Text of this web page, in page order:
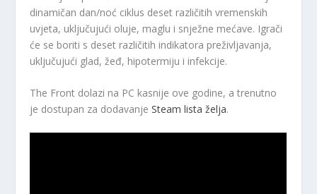
dinamičan dan/noć ciklus deset različitih vremenskih
uvjeta, uključujući oluje, maglu i snježne mećave. Igrači
će se boriti s deset različitih indikatora preživljavanja,
uključujući glad, žeđ, hipotermiju i infekcije.
The Front dolazi na PC kasnije ove godine, a trenutno
je dostupan za dodavanjeSteam lista želja.